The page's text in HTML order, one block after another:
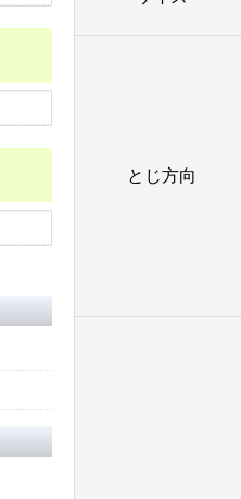
とじ方向